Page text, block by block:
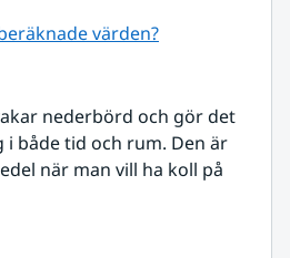
värden?
nederbörd och gör det
både tid och rum. Den är
när man vill ha koll på